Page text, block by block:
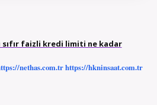
sıfır faizli kredi limiti ne kadar
nethas.com.trhttps://hkninsaat.com.tr